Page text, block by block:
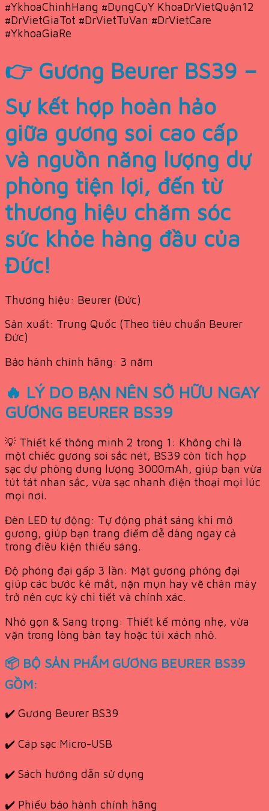
#YkhoaChinhHang #DụngCụY KhoaDrVietQuận12
#DrVietGiaTot #DrVietTuVan #DrVietCare
#YkhoaGiaRe
👉 Gương Beurer BS39 –
Sự kết hợp hoàn hảo
giữa gương soi cao cấp
và nguồn năng lượng dự
phòng tiện lợi, đến từ
thương hiệu chăm sóc
sức khỏe hàng đầu của
Đức!
Thương hiệu: Beurer (Đức)
Sản xuất: Trung Quốc (Theo tiêu chuẩn Beurer
Đức)
Bảo hành chính hãng: 3 năm
🔥 LÝ DO BẠN NÊN SỞ HỮU NGAY
GƯƠNG BEURER BS39
💡 Thiết kế thông minh 2 trong 1: Không chỉ là
một chiếc gương soi sắc nét, BS39 còn tích hợp
sạc dự phòng dung lượng 3000mAh, giúp bạn vừa
tút tát nhan sắc, vừa sạc nhanh điện thoại mọi lúc
mọi nơi.
Đèn LED tự động: Tự động phát sáng khi mở
gương, giúp bạn trang điểm dễ dàng ngay cả
trong điều kiện thiếu sáng.
Độ phóng đại gấp 3 lần: Mặt gương phóng đại
giúp các bước kẻ mắt, nặn mụn hay vẽ chân mày
trở nên cực kỳ chi tiết và chính xác.
Nhỏ gọn & Sang trọng: Thiết kế mỏng nhẹ, vừa
vặn trong lòng bàn tay hoặc túi xách nhỏ.
📦 BỘ SẢN PHẨM GƯƠNG BEURER BS39
GỒM:
✔️ Gương Beurer BS39
✔️ Cáp sạc Micro-USB
✔️ Sách hướng dẫn sử dụng
✔️ Phiếu bảo hành chính hãng